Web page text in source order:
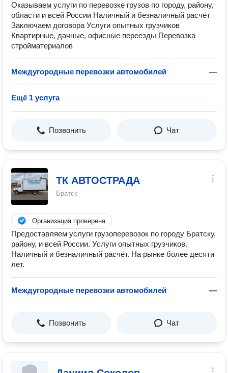
Оказываем услуги по перевозке грузов по городу, району,
области и всей России Наличный и безналичный расчёт
Заключаем договора Услуги опытных грузчиков
Квартирные, дачные, офисные переезды Перевозка
стройматериалов
Междугородные перевозки автомобилей —
Ещё 1 услуга
Позвонить Чат
ТК АВТОСТРАДА
Братск
Организация проверена
Предоставляем услуги грузоперевозок по городу Братску,
району, и всей России. Услуги опытных грузчиков.
Наличный и безналичный расчёт. На рынке более десяти
лет.
Междугородные перевозки автомобилей —
Позвонить Чат